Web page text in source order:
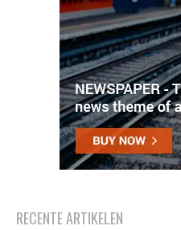
RECENTE ARTIKELEN